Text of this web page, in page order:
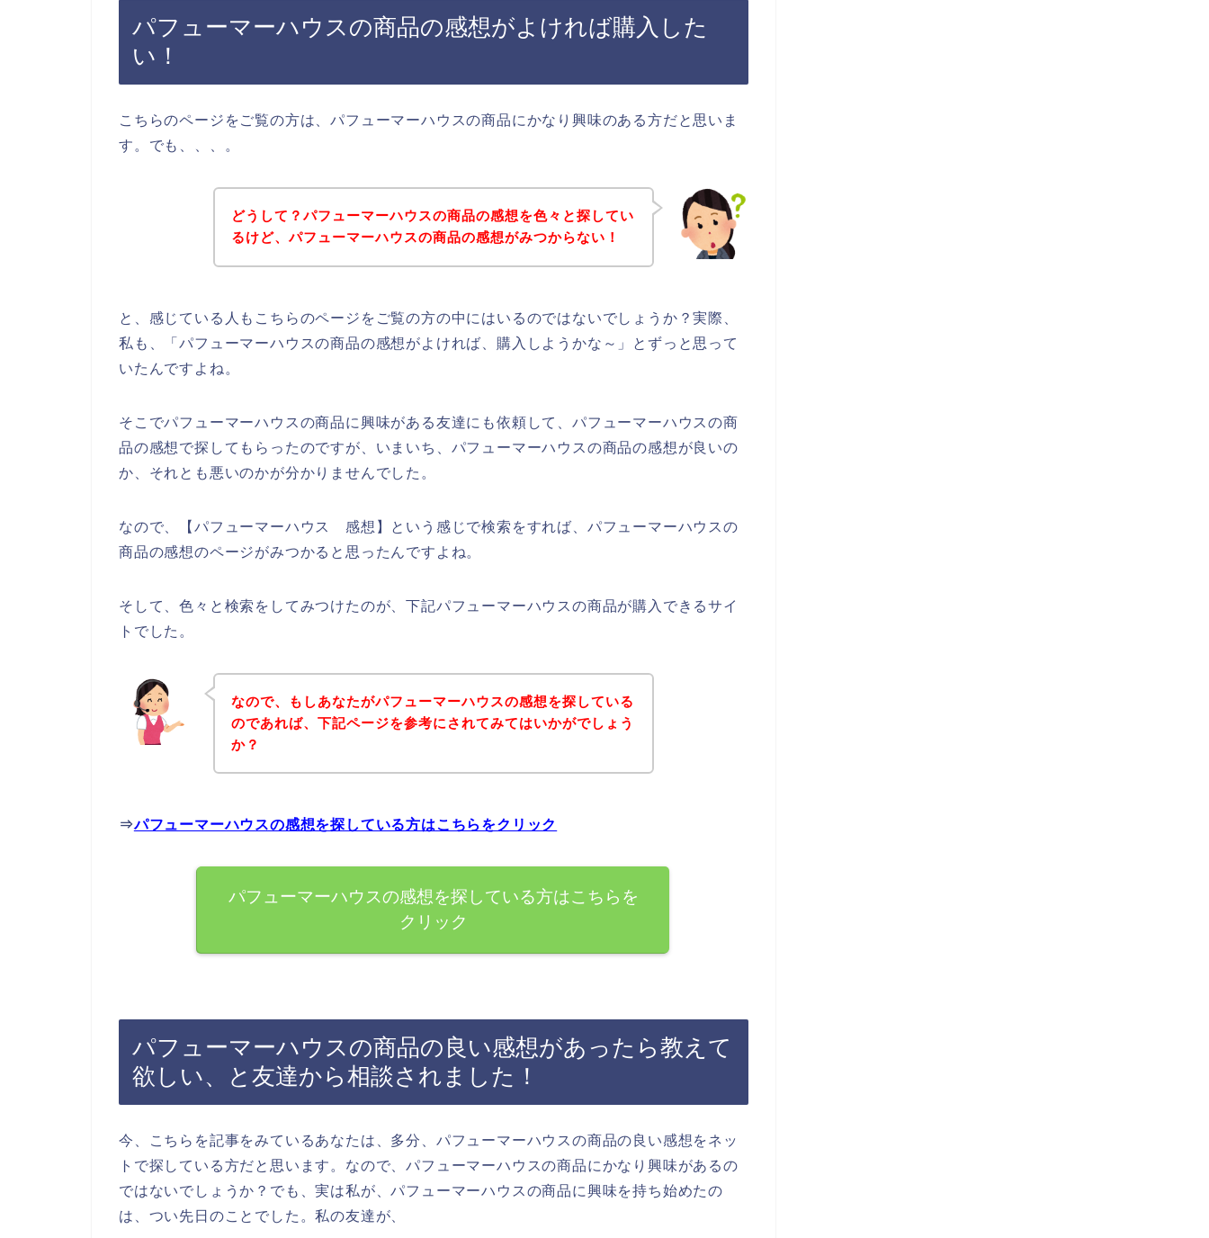
パフューマーハウスの商品の感想がよければ購入した
い！
こちらのページをご覧の方は、パフューマーハウスの商品にかなり興味のある方だと思いま
す。でも、、、。
どうして？パフューマーハウスの商品の感想を色々と探してい
るけど、パフューマーハウスの商品の感想がみつからない！
と、感じている人もこちらのページをご覧の方の中にはいるのではないでしょうか？実際、
私も、「パフューマーハウスの商品の感想がよければ、購入しようかな～」とずっと思って
いたんですよね。
そこでパフューマーハウスの商品に興味がある友達にも依頼して、パフューマーハウスの商
品の感想で探してもらったのですが、いまいち、パフューマーハウスの商品の感想が良いの
か、それとも悪いのかが分かりませんでした。
なので、【パフューマーハウス 感想】という感じで検索をすれば、パフューマーハウスの
商品の感想のページがみつかると思ったんですよね。
そして、色々と検索をしてみつけたのが、下記パフューマーハウスの商品が購入できるサイ
トでした。
なので、もしあなたがパフューマーハウスの感想を探している
のであれば、下記ページを参考にされてみてはいかがでしょう
か？
⇒パフューマーハウスの感想を探している方はこちらをクリック
パフューマーハウスの感想を探している方はこちらを
クリック
パフューマーハウスの商品の良い感想があったら教えて
欲しい、と友達から相談されました！
今、こちらを記事をみているあなたは、多分、パフューマーハウスの商品の良い感想をネッ
トで探している方だと思います。なので、パフューマーハウスの商品にかなり興味があるの
ではないでしょうか？でも、実は私が、パフューマーハウスの商品に興味を持ち始めたの
は、つい先日のことでした。私の友達が、